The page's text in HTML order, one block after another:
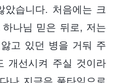
습니다. 처음에는 크
나님 믿은 뒤로, 저는
고 있던 병을 거둬 주
개선시켜 주실 것이라
나 지금은 풀타임으로